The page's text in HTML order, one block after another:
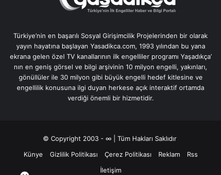
Türkiye’nin en başarılı Sosyal Girişimcilik Projelerinden bir olarak
yayın hayatına başlayan Yasadikca.com, 1993 yılından bu yana
ekrana gelen özel TV kanallarının ilk engelliler programı Yaşadıkça’
nın en geniş görsel ve bilgi arşivinin 10 milyon engelli, yakınları,
gönüllüler ile 30 milyon gibi büyük engelli hedef kitlesine ve
engellilik konusuna ilgi duyan herkese açık interaktif ortamda
verdiği önemli bir hizmetidir.
© Copyright 2003 - ∞ | Tüm Hakları Saklıdır
Künye
Gizlilik Politikası Çerez Politikası Reklam
Rss
İletişim